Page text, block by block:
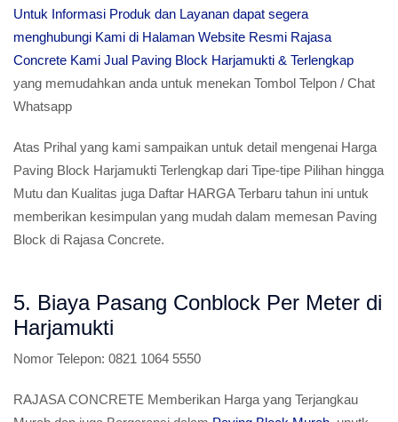
Untuk Informasi Produk dan Layanan dapat segera
menghubungi Kami di Halaman Website Resmi Rajasa
Concrete Kami Jual Paving Block Harjamukti & Terlengkap
yang memudahkan anda untuk menekan Tombol Telpon / Chat
Whatsapp
Atas Prihal yang kami sampaikan untuk detail mengenai Harga
Paving Block Harjamukti Terlengkap dari Tipe-tipe Pilihan hingga
Mutu dan Kualitas juga Daftar HARGA Terbaru tahun ini untuk
memberikan kesimpulan yang mudah dalam memesan Paving
Block di Rajasa Concrete.
5. Biaya Pasang Conblock Per Meter di
Harjamukti
Nomor Telepon: 0821 1064 5550
RAJASA CONCRETE Memberikan Harga yang Terjangkau